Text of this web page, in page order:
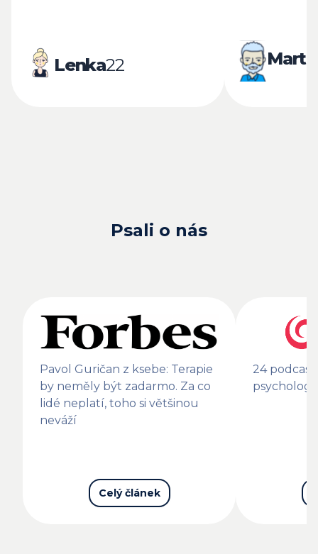
Lenka22
Psali o nás
Pavol Guričan z ksebe: Terapie
by neměly být zadarmo. Za co
lidé neplatí, toho si většinou
neváží
Celý článek
24